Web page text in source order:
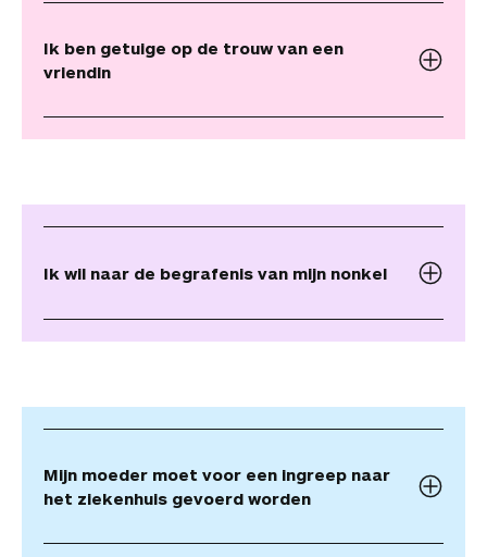
Ik ben getuige op de trouw van een
vriendin
Ik wil naar de begrafenis van mijn nonkel
Mijn moeder moet voor een ingreep naar
het ziekenhuis gevoerd worden